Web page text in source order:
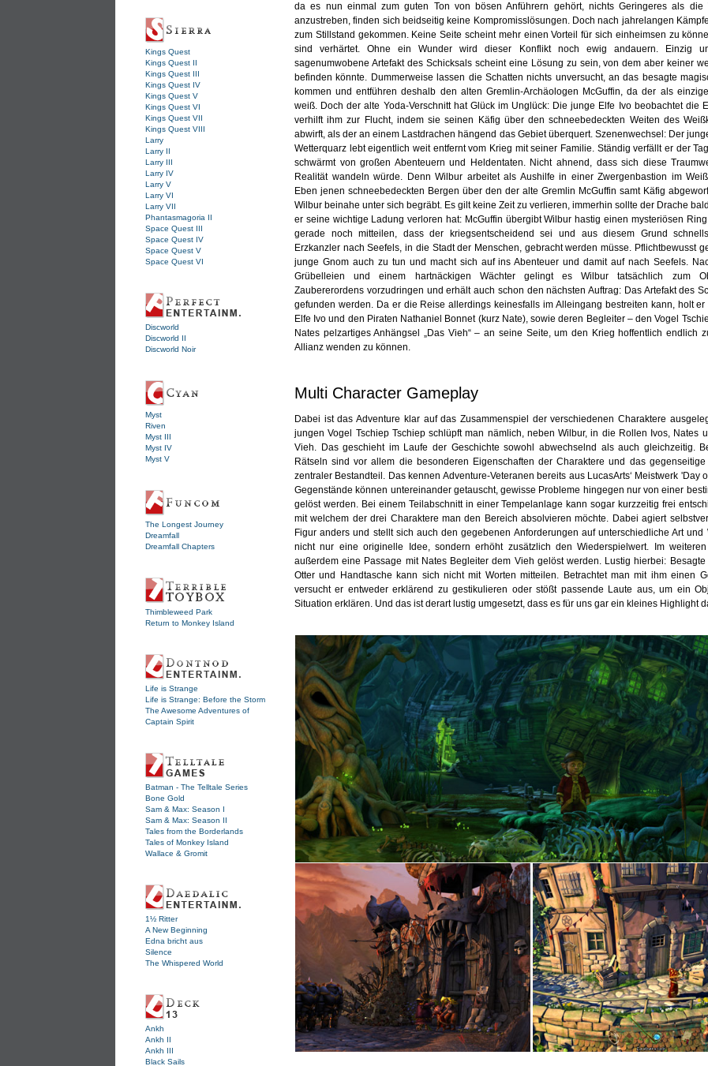
Kings Quest
Kings Quest II
Kings Quest III
Kings Quest IV
Kings Quest V
Kings Quest VI
Kings Quest VII
Kings Quest VIII
Larry
Larry II
Larry III
Larry IV
Larry V
Larry VI
Larry VII
Phantasmagoria II
Space Quest III
Space Quest IV
Space Quest V
Space Quest VI
Discworld
Discworld II
Discworld Noir
Myst
Riven
Myst III
Myst IV
Myst V
The Longest Journey
Dreamfall
Dreamfall Chapters
Thimbleweed Park
Return to Monkey Island
Life is Strange
Life is Strange: Before the Storm
The Awesome Adventures of
Captain Spirit
Batman - The Telltale Series
Bone Gold
Sam & Max: Season I
Sam & Max: Season II
Tales from the Borderlands
Tales of Monkey Island
Wallace & Gromit
1½ Ritter
A New Beginning
Edna bricht aus
Silence
The Whispered World
Ankh
Ankh II
Ankh III
Black Sails
da es nun einmal zum guten Ton von bösen Anführern gehört, nichts Geringeres als die
anzustreben, finden sich beidseitig keine Kompromisslösungen. Doch nach jahrelangen
zum Stillstand gekommen. Keine Seite scheint mehr einen Vorteil für sich einheimsen zu
sind verhärtet. Ohne ein Wunder wird dieser Konflikt noch ewig andauern. Einzig
sagenumwobene Artefakt des Schicksals scheint eine Lösung zu sein, von dem aber keiner
befinden könnte. Dummerweise lassen die Schatten nichts unversucht, an das besagte
kommen und entführen deshalb den alten Gremlin-Archäologen McGuffin, da der als
weiß. Doch der alte Yoda-Verschnitt hat Glück im Unglück: Die junge Elfe Ivo beobachtet die
verhilft ihm zur Flucht, indem sie seinen Käfig über den schneebedeckten Weiten des
abwirft, als der an einem Lastdrachen hängend das Gebiet überquert. Szenenwechsel: Der
Wetterquarz lebt eigentlich weit entfernt vom Krieg mit seiner Familie. Ständig verfällt er der
schwärmt von großen Abenteuern und Heldentaten. Nicht ahnend, dass sich diese
Realität wandeln würde. Denn Wilbur arbeitet als Aushilfe in einer Zwergenbastion im
Eben jenen schneebedeckten Bergen über den der alte Gremlin McGuffin samt Käfig
Wilbur beinahe unter sich begräbt. Es gilt keine Zeit zu verlieren, immerhin sollte der Drache
er seine wichtige Ladung verloren hat: McGuffin übergibt Wilbur hastig einen mysteriösen
gerade noch mitteilen, dass der kriegsentscheidend sei und aus diesem Grund
Erzkanzler nach Seefels, in die Stadt der Menschen, gebracht werden müsse. Pflichtbewusst
junge Gnom auch zu tun und macht sich auf ins Abenteuer und damit auf nach Seefels.
Grübelleien und einem hartnäckigen Wächter gelingt es Wilbur tatsächlich zum
Zaubererordens vorzudringen und erhält auch schon den nächsten Auftrag: Das Artefakt des
gefunden werden. Da er die Reise allerdings keinesfalls im Alleingang bestreiten kann, holt
Elfe Ivo und den Piraten Nathaniel Bonnet (kurz Nate), sowie deren Begleiter – den Vogel
Nates pelzartiges Anhängsel „Das Vieh“ – an seine Seite, um den Krieg hoffentlich endlich
Allianz wenden zu können.
Multi Character Gameplay
Dabei ist das Adventure klar auf das Zusammenspiel der verschiedenen Charaktere
jungen Vogel Tschiep Tschiep schlüpft man nämlich, neben Wilbur, in die Rollen Ivos, Nates
Vieh. Das geschieht im Laufe der Geschichte sowohl abwechselnd als auch gleichzeitig.
Rätseln sind vor allem die besonderen Eigenschaften der Charaktere und das gegenseitige
zentraler Bestandteil. Das kennen Adventure-Veteranen bereits aus LucasArts‘ Meistwerk 'Day
Gegenstände können untereinander getauscht, gewisse Probleme hingegen nur von einer
gelöst werden. Bei einem Teilabschnitt in einer Tempelanlage kann sogar kurzzeitig frei
mit welchem der drei Charaktere man den Bereich absolvieren möchte. Dabei agiert
Figur anders und stellt sich auch den gegebenen Anforderungen auf unterschiedliche Art und
nicht nur eine originelle Idee, sondern erhöht zusätzlich den Wiederspielwert. Im
außerdem eine Passage mit Nates Begleiter dem Vieh gelöst werden. Lustig hierbei:
Otter und Handtasche kann sich nicht mit Worten mitteilen. Betrachtet man mit ihm einen
versucht er entweder erklärend zu gestikulieren oder stößt passende Laute aus, um ein
Situation erklären. Und das ist derart lustig umgesetzt, dass es für uns gar ein kleines Highlight